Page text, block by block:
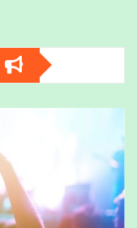
The
options
may
be
product
page